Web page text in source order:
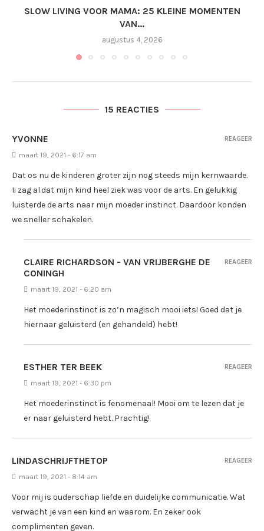
SLOW LIVING VOOR MAMA: 25 KLEINE MOMENTEN
VAN...
augustus 4, 2026
15 REACTIES
YVONNE
maart 19, 2021 - 6:17 am
Dat os nu de kinderen groter zijn nog steeds mijn kernwaarde.
Ii zag al.dat mijn kind heel ziek was voor de arts. En gelukkig
luisterde de arts naar mijn moeder instinct. Daardoor konden
we sneller schakelen.
REAGEER
CLAIRE RICHARDSON - VAN VRIJBERGHE DE
CONINGH
maart 19, 2021 - 6:20 am
Het moederinstinct is zo’n magisch mooi iets! Goed dat je
hiernaar geluisterd (en gehandeld) hebt!
REAGEER
ESTHER TER BEEK
maart 19, 2021 - 6:30 pm
Het moederinstinct is fenomenaal! Mooi om te lezen dat je
er naar geluisterd hebt. Prachtig!
REAGEER
LINDASCHRIJFTHETOP
maart 19, 2021 - 8:14 am
Voor mij is ouderschap liefde en duidelijke communicatie. Wat
verwacht je van een kind en waarom. En zeker ook
complimenten geven.
REAGEER